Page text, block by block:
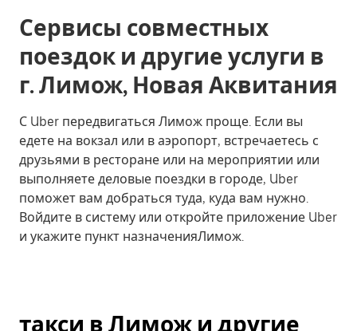
Сервисы совместных
поездок и другие услуги в
г. Лимож, Новая Аквитания
С Uber передвигаться Лимож проще. Если вы
едете на вокзал или в аэропорт, встречаетесь с
друзьями в ресторане или на мероприятии или
выполняете деловые поездки в городе, Uber
поможет вам добраться туда, куда вам нужно.
Войдите в систему или откройте приложение Uber
и укажите пункт назначенияЛимож.
такси в Лимож и другие